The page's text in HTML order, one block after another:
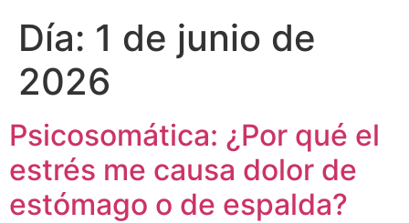
Día: 1 de junio de
2026
Psicosomática: ¿Por qué el
estrés me causa dolor de
estómago o de espalda?